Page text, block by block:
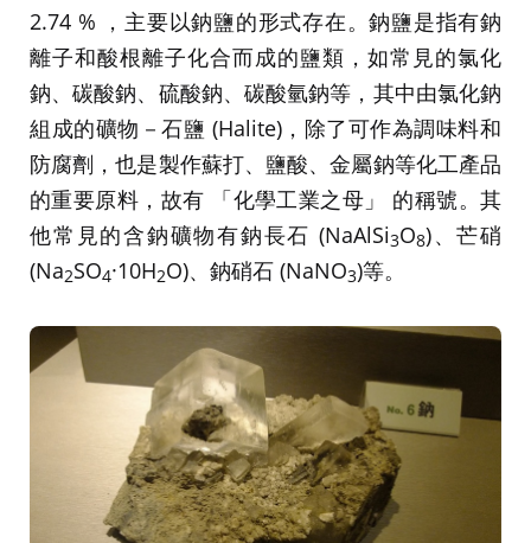
2.74 % ，主要以鈉鹽的形式存在。鈉鹽是指有鈉
離子和酸根離子化合而成的鹽類，如常見的氯化
鈉、碳酸鈉、硫酸鈉、碳酸氫鈉等，其中由氯化鈉
組成的礦物－石鹽 (Halite)，除了可作為調味料和
防腐劑，也是製作蘇打、鹽酸、金屬鈉等化工產品
的重要原料，故有 「化學工業之母」 的稱號。其
他常見的含鈉礦物有鈉長石 (NaAlSi3O8)、芒硝
(Na2SO4·10H2O)、鈉硝石 (NaNO3)等。